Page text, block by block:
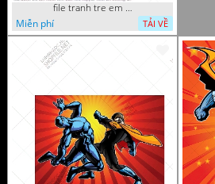
file tranh tre em mam non tieu hoc supper man toi thuong 29
Miễn phí
TẢI VỀ